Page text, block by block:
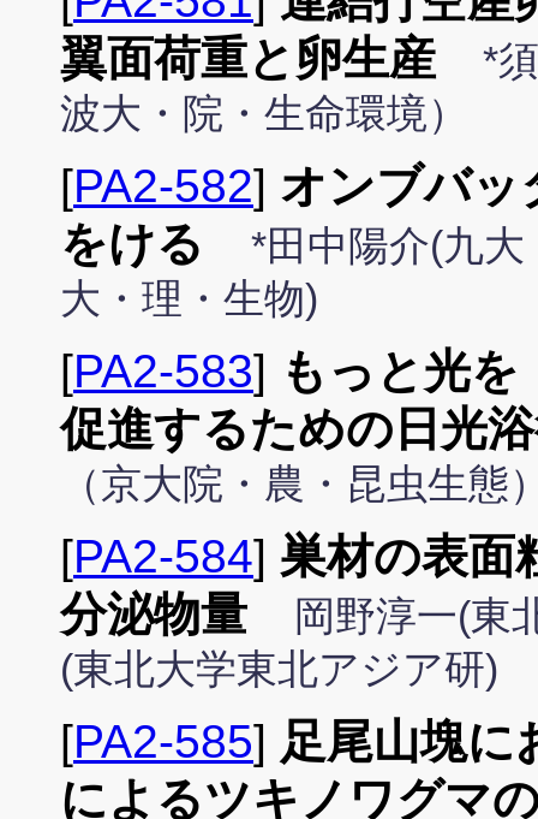
翼面荷重と卵生産
*
波大・院・生命環境）
[PA2-582] オンブバッ
をける
*田中陽介(九
大・理・生物)
[PA2-583] もっと光
促進するための日光
（京大院・農・昆虫生態
[PA2-584] 巣材の表面
分泌物量
岡野淳一(東
(東北大学東北アジア研)
[PA2-585] 足尾山塊に
によるツキノワグマ